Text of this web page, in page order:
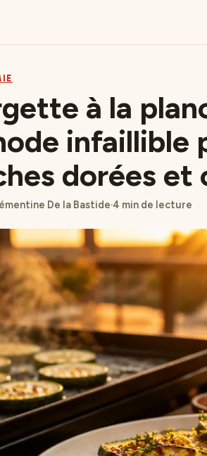
à la
infaillible
dorées et
De la Bastide·4 min de lecture